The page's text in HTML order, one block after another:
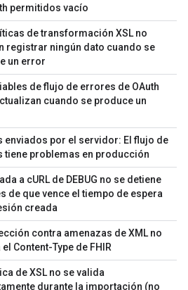
permitidos vacío
de transformación XSL no
registrar ningún dato cuando se
un error
de flujo de errores de OAuth
cuando se produce un
enviados por el servidor: El flujo de
tiene problemas en producción
a cURL de DEBUG no se detiene
de que vence el tiempo de espera
creada
contra amenazas de XML no
Content-Type de FHIR
de XSL no se valida
durante la importación (no